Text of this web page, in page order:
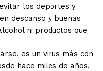
los deportes y
descanso y buenas
ni productos que
es un virus más con
hace miles de años,